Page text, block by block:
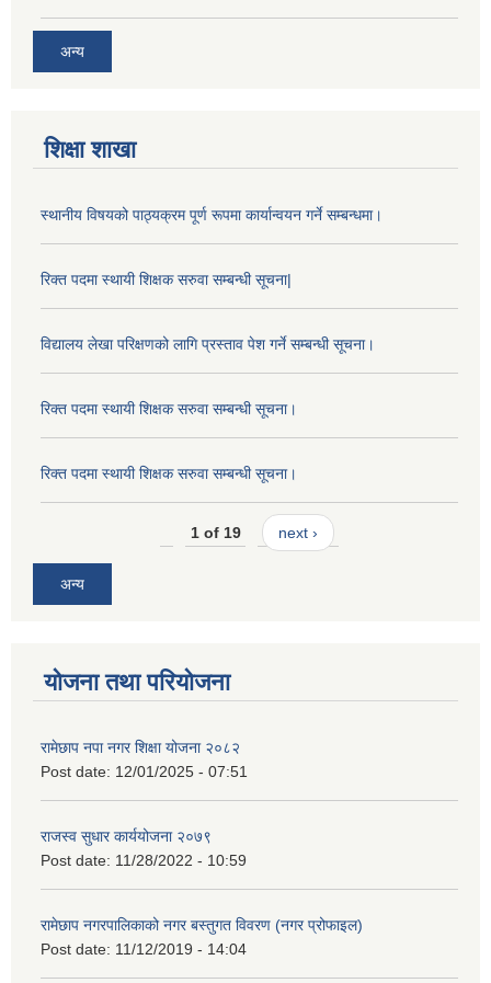
अन्य
शिक्षा शाखा
स्थानीय विषयको पाठ्यक्रम पूर्ण रूपमा कार्यान्वयन गर्ने सम्बन्धमा।
रिक्त पदमा स्थायी शिक्षक सरुवा सम्बन्धी सूचना|
विद्यालय लेखा परिक्षणको लागि प्रस्ताव पेश गर्ने सम्बन्धी सूचना।
रिक्त पदमा स्थायी शिक्षक सरुवा सम्बन्धी सूचना।
रिक्त पदमा स्थायी शिक्षक सरुवा सम्बन्धी सूचना।
1 of 19 next ›
अन्य
योजना तथा परियोजना
रामेछाप नपा नगर शिक्षा योजना २०८२
Post date: 12/01/2025 - 07:51
राजस्व सुधार कार्ययोजना २०७९
Post date: 11/28/2022 - 10:59
रामेछाप नगरपालिकाको नगर बस्तुगत विवरण (नगर प्रोफाइल)
Post date: 11/12/2019 - 14:04